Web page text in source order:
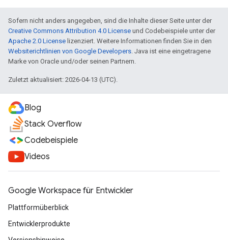
Sofern nicht anders angegeben, sind die Inhalte dieser Seite unter der
Creative Commons Attribution 4.0 License und Codebeispiele unter der
Apache 2.0 License lizenziert. Weitere Informationen finden Sie in den
Websiterichtlinien von Google Developers. Java ist eine eingetragene
Marke von Oracle und/oder seinen Partnern.
Zuletzt aktualisiert: 2026-04-13 (UTC).
Blog
Stack Overflow
Codebeispiele
Videos
Google Workspace für Entwickler
Plattformüberblick
Entwicklerprodukte